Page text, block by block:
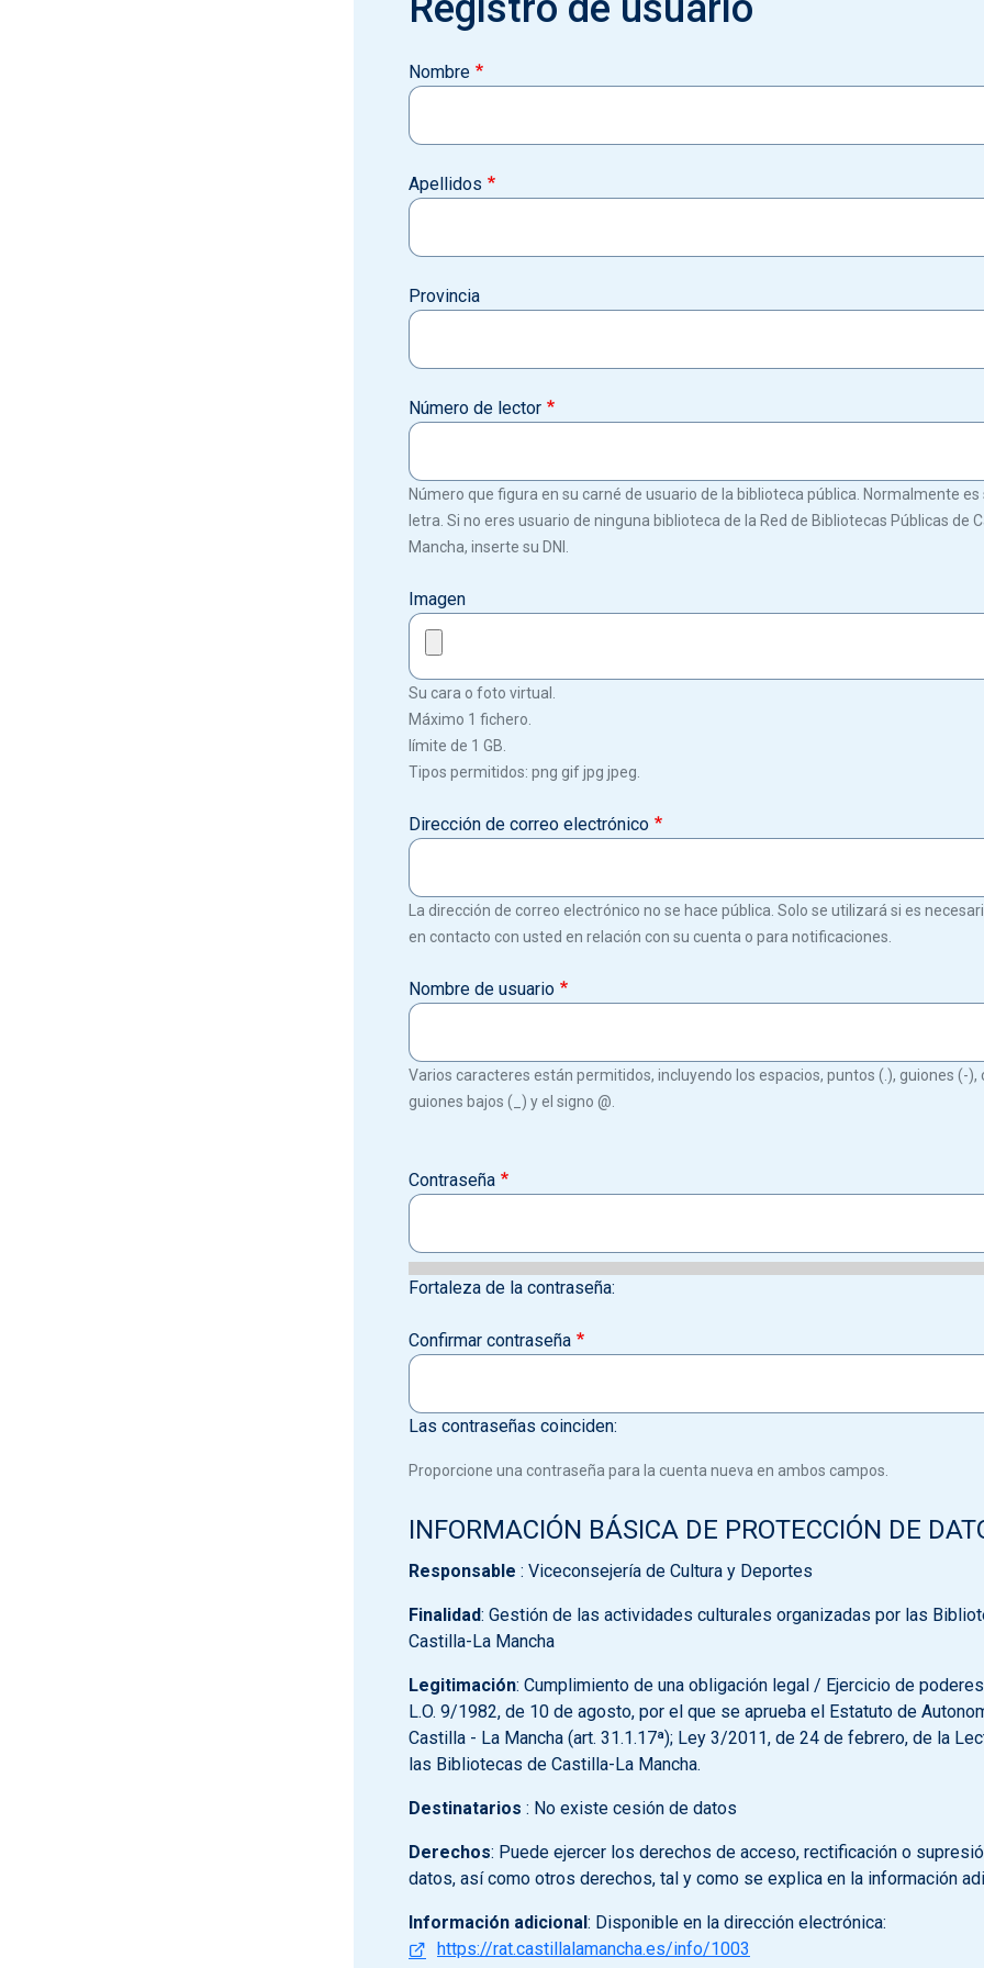
Nombre
Apellidos
Provincia
Número de lector
Número que figura en su carné de usuario de la biblioteca pública. Normalmente es
letra. Si no eres usuario de ninguna biblioteca de la Red de Bibliotecas Públicas de
Mancha, inserte su DNI.
Imagen
Su cara o foto virtual.
Máximo 1 fichero.
límite de 1 GB.
Tipos permitidos: png gif jpg jpeg.
Dirección de correo electrónico
La dirección de correo electrónico no se hace pública. Solo se utilizará si es
en contacto con usted en relación con su cuenta o para notificaciones.
Nombre de usuario
Varios caracteres están permitidos, incluyendo los espacios, puntos (.), guiones (-),
guiones bajos (_) y el signo @.
Contraseña
Fortaleza de la contraseña:
Confirmar contraseña
Las contraseñas coinciden:
Proporcione una contraseña para la cuenta nueva en ambos campos.
INFORMACIÓN BÁSICA DE PROTECCIÓN DE
Responsable : Viceconsejería de Cultura y Deportes
Finalidad: Gestión de las actividades culturales organizadas por las
Castilla-La Mancha
Legitimación: Cumplimiento de una obligación legal / Ejercicio de
L.O. 9/1982, de 10 de agosto, por el que se aprueba el Estatuto de
Castilla - La Mancha (art. 31.1.17ª); Ley 3/2011, de 24 de febrero, de la
las Bibliotecas de Castilla-La Mancha.
Destinatarios : No existe cesión de datos
Derechos: Puede ejercer los derechos de acceso, rectificación o
datos, así como otros derechos, tal y como se explica en la información
Información adicional: Disponible en la dirección electrónica:
https://rat.castillalamancha.es/info/1003